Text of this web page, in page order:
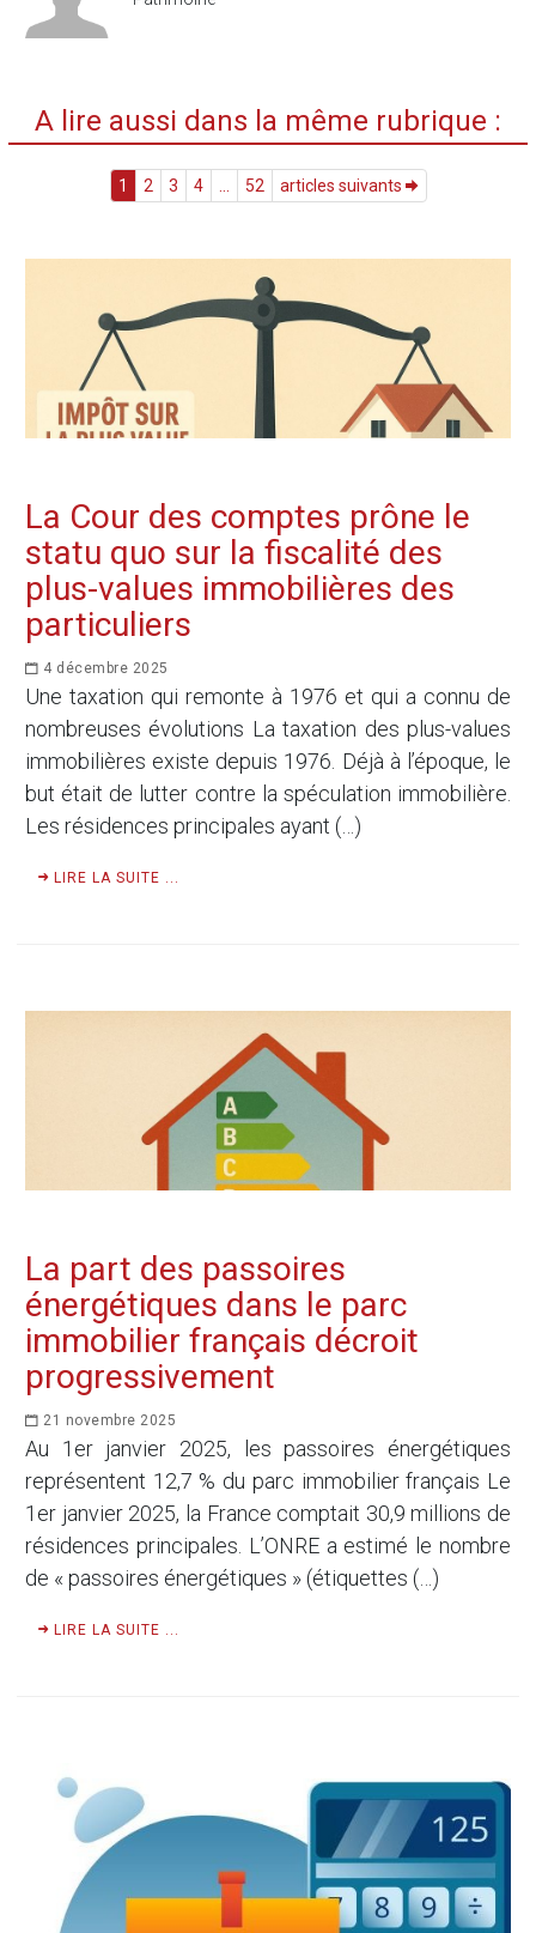
A lire aussi dans la même rubrique :
1 2 3 4 52 articles suivants
La Cour des comptes prône le
statu quo sur la fiscalité des
plus-values immobilières des
particuliers
4 décembre 2025
Une taxation qui remonte à 1976 et qui a connu de
nombreuses évolutions La taxation des plus-values
immobilières existe depuis 1976. Déjà à l’époque, le
but était de lutter contre la spéculation immobilière.
Les résidences principales ayant (…)
LIRE LA SUITE ...
La part des passoires
énergétiques dans le parc
immobilier français décroit
progressivement
21 novembre 2025
Au 1er janvier 2025, les passoires énergétiques
représentent 12,7 % du parc immobilier français Le
1er janvier 2025, la France comptait 30,9 millions de
résidences principales. L’ONRE a estimé le nombre
de « passoires énergétiques » (étiquettes (…)
LIRE LA SUITE ...